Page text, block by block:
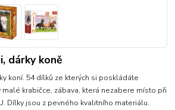
dárky koně
koní. 54 dílků ze kterých si poskládáte
krabičce, zábava, která nezabere místo při
Dílky jsou z pevného kvalitního materiálu.